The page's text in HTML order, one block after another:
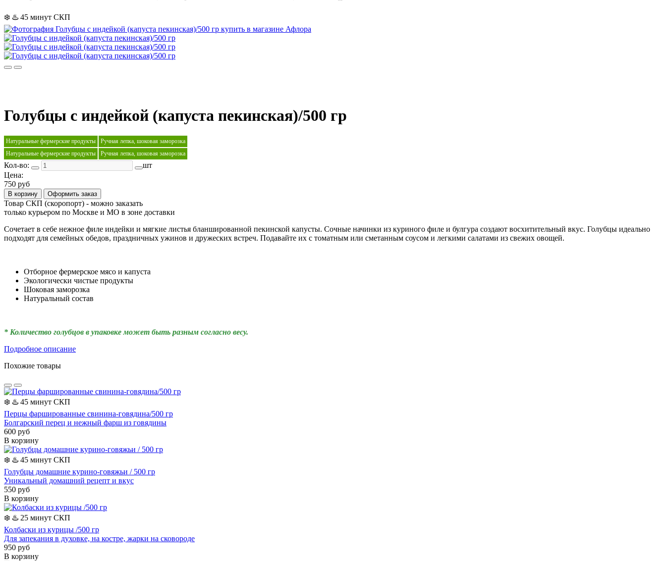
❄️ ♨️ 45 минут СКП
Голубцы с индейкой (капуста пекинская)/500 гр
Натуральные фермерские продукты
Ручная лепка, шоковая заморозка
Натуральные фермерские продукты
Ручная лепка, шоковая заморозка
Кол-во:
шт
Цена:
750 руб
В корзину Оформить заказ
Товар СКП (скоропорт) - можно заказать
только курьером по Москве и МО в зоне доставки
Сочетает в себе нежное филе индейки и мягкие листья бланшированной пекинской капусты. Сочные начинки из куриного филе и булгура создают восхитительный вкус. Голубцы идеально
подходят для семейных обедов, праздничных ужинов и дружеских встреч. Подавайте их с томатным или сметанным соусом и легкими салатами из свежих овощей.
Отборное фермерское мясо и капуста
Экологически чистые продукты
Шоковая заморозка
Натуральный состав
* Количество голубцов в упаковке может быть разным согласно весу.
Подробное описание
Похожие товары
❄️ ♨️ 45 минут СКП
Перцы фаршированные cвинина-говядина/500 гр
Болгарский перец и нежный фарш из говядины
600 руб
В корзину
❄️ ♨️ 45 минут СКП
Голубцы домашние курино-говяжьи / 500 гр
Уникальный домашний рецепт и вкус
550 руб
В корзину
❄️ ♨️ 25 минут СКП
Колбаски из курицы /500 гр
Для запекания в духовке, на костре, жарки на сковороде
950 руб
В корзину